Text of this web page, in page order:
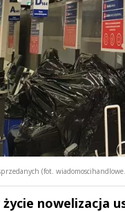
(fot.
życie nowelizacja